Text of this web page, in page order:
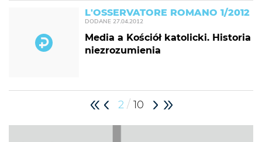
L'OSSERVATORE ROMANO 1/2012
DODANE 27.04.2012
Media a Kościół katolicki. Historia
niezrozumienia
2 / 10